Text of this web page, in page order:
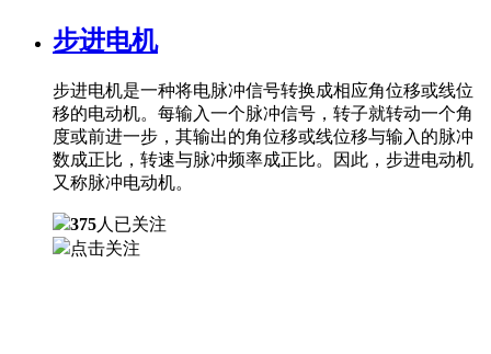
步进电机
步进电机是一种将电脉冲信号转换成相应角位移或线位
移的电动机。每输入一个脉冲信号，转子就转动一个角
度或前进一步，其输出的角位移或线位移与输入的脉冲
数成正比，转速与脉冲频率成正比。因此，步进电动机
又称脉冲电动机。
375人已关注
点击关注